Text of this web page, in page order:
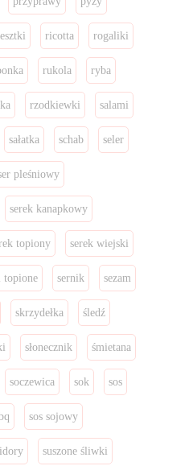
ricotta rogaliki
rukola ryba
rzodkiewki salami
sałatka schab seler
pleśniowy
serek kanapkowy
topiony serek wiejski
topione sernik sezam
skrzydełka śledź
słonecznik śmietana
soczewica sok sos
sos sojowy
suszone śliwki